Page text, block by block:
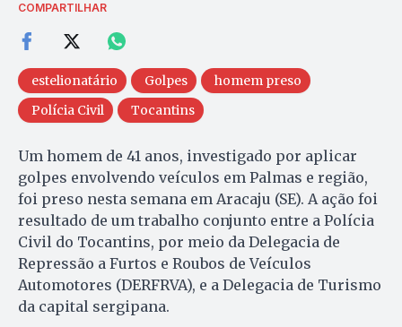
COMPARTILHAR
estelionatário Golpes
homem preso
Polícia Civil
Tocantins
Um homem de 41 anos, investigado por aplicar
golpes envolvendo veículos em Palmas e região,
foi preso nesta semana em Aracaju (SE). A ação foi
resultado de um trabalho conjunto entre a Polícia
Civil do Tocantins, por meio da Delegacia de
Repressão a Furtos e Roubos de Veículos
Automotores (DERFRVA), e a Delegacia de Turismo
da capital sergipana.